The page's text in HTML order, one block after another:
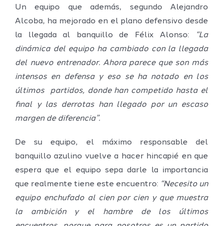
Un equipo que además, segundo Alejandro
Alcoba, ha mejorado en el plano defensivo desde
la llegada al banquillo de Félix Alonso:
“La
dinámica del equipo ha cambiado con la llegada
del nuevo entrenador. Ahora parece que son más
intensos en defensa y eso se ha notado en los
últimos partidos, donde han competido hasta el
final y las derrotas han llegado por un escaso
margen de diferencia”.
De su equipo, el máximo responsable del
banquillo azulino vuelve a hacer hincapié en que
espera que el equipo sepa darle la importancia
que realmente tiene este encuentro: “Necesito un
equipo enchufado al cien por cien y que muestra
la ambición y el hambre de los últimos